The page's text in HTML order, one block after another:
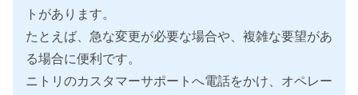
トがあります。
たとえば、急な変更が必要な場合や、複雑な要望があ
る場合に便利です。
ニトリのカスタマーサポートへ電話をかけ、オペレー